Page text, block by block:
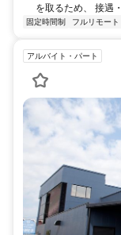
を取るため、 接遇
固定時間制 フルリモート
アルバイト・パート